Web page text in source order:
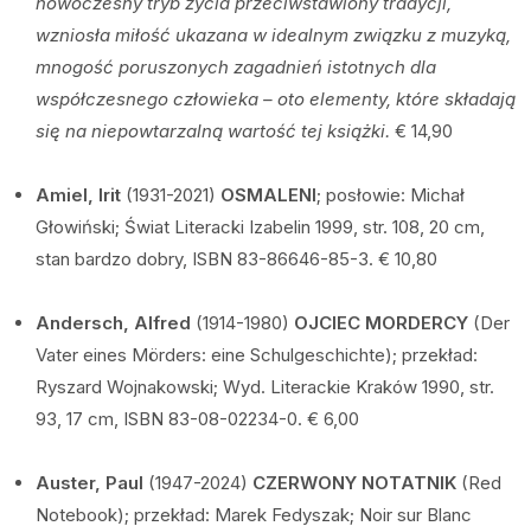
wzniosła miłość ukazana w idealnym związku z muzyką,
mnogość poruszonych zagadnień istotnych dla
współczesnego człowieka – oto elementy, które składają
się na niepowtarzalną wartość tej książki. € 14,90
Amiel, Irit (1931-2021) OSMALENI; posłowie: Michał
Głowiński; Świat Literacki Izabelin 1999, str. 108, 20 cm,
stan bardzo dobry, ISBN 83-86646-85-3. € 10,80
Andersch, Alfred (1914-1980) OJCIEC MORDERCY (Der
Vater eines Mörders: eine Schulgeschichte); przekład:
Ryszard Wojnakowski; Wyd. Literackie Kraków 1990, str.
93, 17 cm, ISBN 83-08-02234-0. € 6,00
Auster, Paul (1947-2024) CZERWONY NOTATNIK (Red
Notebook); przekład: Marek Fedyszak; Noir sur Blanc